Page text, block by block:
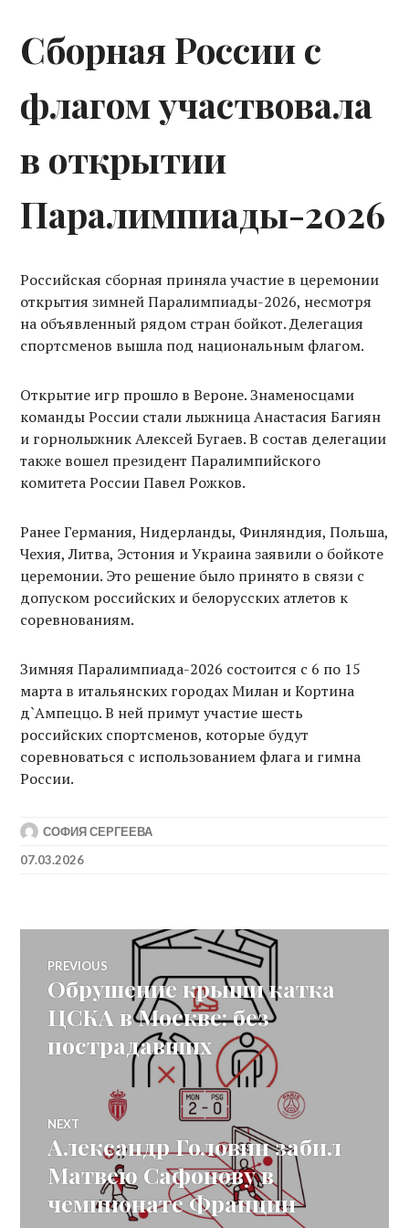
Сборная России с
флагом участвовала
в открытии
Паралимпиады-2026
Российская сборная приняла участие в церемонии
открытия зимней Паралимпиады-2026, несмотря
на объявленный рядом стран бойкот. Делегация
спортсменов вышла под национальным флагом.
Открытие игр прошло в Вероне. Знаменосцами
команды России стали лыжница Анастасия Багиян
и горнолыжник Алексей Бугаев. В состав делегации
также вошел президент Паралимпийского
комитета России Павел Рожков.
Ранее Германия, Нидерланды, Финляндия, Польша,
Чехия, Литва, Эстония и Украина заявили о бойкоте
церемонии. Это решение было принято в связи с
допуском российских и белорусских атлетов к
соревнованиям.
Зимняя Паралимпиада-2026 состоится с 6 по 15
марта в итальянских городах Милан и Кортина
д`Ампеццо. В ней примут участие шесть
российских спортсменов, которые будут
соревноваться с использованием флага и гимна
России.
СОФИЯ СЕРГЕЕВА
07.03.2026
Post
navigation
PREVIOUS
Previous
post:
Обрушение крыши катка
ЦСКА в Москве: без
пострадавших
NEXT
Next
post:
Александр Головин забил
Матвею Сафонову в
чемпионате Франции